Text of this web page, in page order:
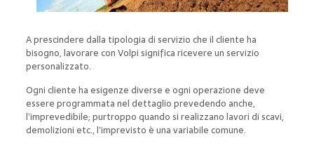
A prescindere dalla tipologia di servizio che il cliente ha
bisogno, lavorare con Volpi significa ricevere un servizio
personalizzato.
Ogni cliente ha esigenze diverse e ogni operazione deve
essere programmata nel dettaglio prevedendo anche,
l’imprevedibile; purtroppo quando si realizzano lavori di scavi,
demolizioni etc., l’imprevisto è una variabile comune.